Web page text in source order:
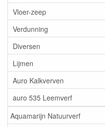
Vloer-zeep
Verdunning
Diversen
Lijmen
Auro Kalkverven
auro 535 Leemverf
Aquamarijn Natuurverf